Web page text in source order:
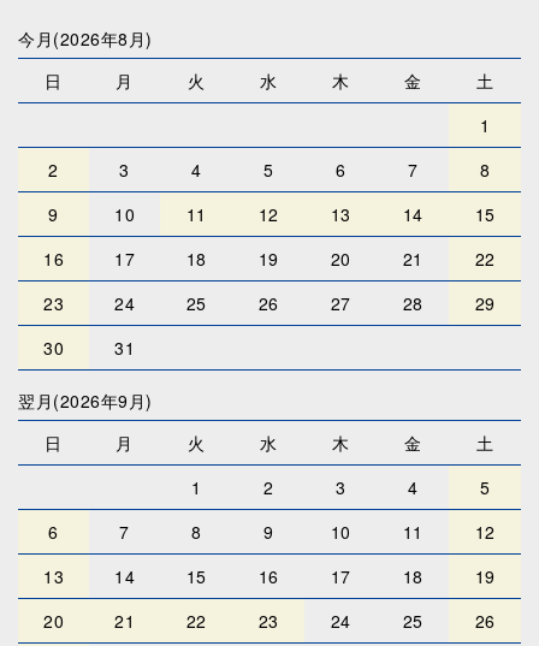
今月(2026年8月)
日
月 火 水 木 金
土
1
2
3 4 5 6 7
8
9
10 11 12 13 14
15
16
17 18 19 20 21
22
23
24 25 26 27 28
29
30
31
翌月(2026年9月)
日
月 火 水 木 金
土
1
2 3 4
5
6
7 8 9 10 11
12
13
14 15 16 17 18
19
20
21 22 23 24 25
26